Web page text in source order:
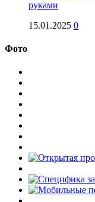
руками
15.01.2025 0
Фото